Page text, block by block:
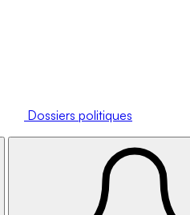
Dossiers politiques